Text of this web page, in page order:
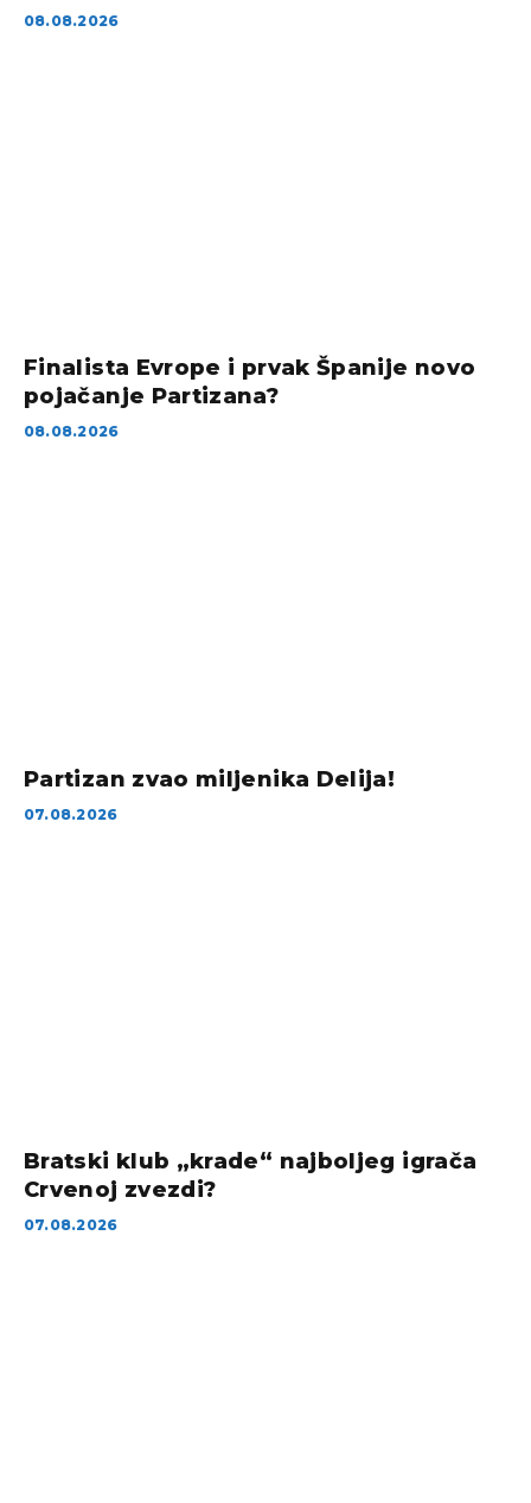
08.08.2026
Finalista Evrope i prvak Španije novo
pojačanje Partizana?
08.08.2026
Partizan zvao miljenika Delija!
07.08.2026
Bratski klub „krade“ najboljeg igrača
Crvenoj zvezdi?
07.08.2026